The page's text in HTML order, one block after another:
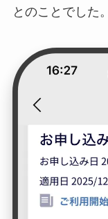
とのことでした。